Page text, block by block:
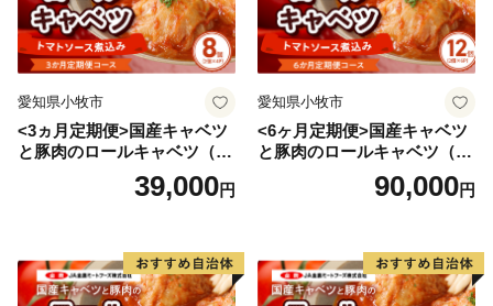
広尾町はこれからも未来につながるまちづくりを行って
まいります。
愛知県小牧市
<3ヵ月定期便>国産キャベツ
と豚肉のロールキャベツ（4P
39,000円
愛知県小牧市
<6ヶ月定期便>国産キャベツ
と豚肉のロールキャベツ（6P
90,000円